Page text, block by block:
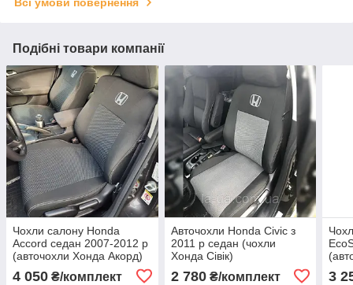
Подібні товари компанії
Чохли салону Honda
Accord седан 2007-2012 р
(авточохли Хонда Акорд)
4 050 ₴/комплект
Авточохли Honda Civic з
2011 р седан (чохли
Хонда Сівік)
2 780₴/комплект 3